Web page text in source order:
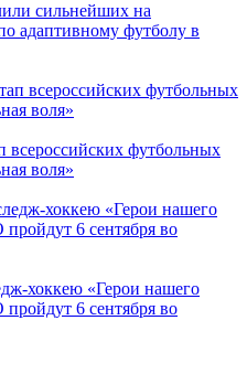
сильнейших на
адаптивному футболу в
всероссийских футбольных
воля»
хоккею «Герои нашего
6 сентября во